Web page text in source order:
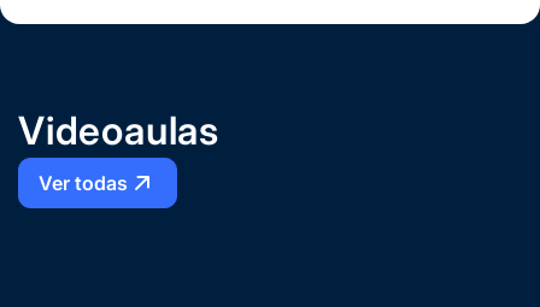
Videoaulas
Ver todas